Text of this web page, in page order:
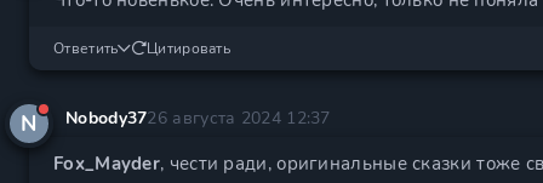
Ответить Цитировать
N Nobody3726 августа 2024 12:37
Fox_Mayder, чести ради, оригинальные сказки тоже